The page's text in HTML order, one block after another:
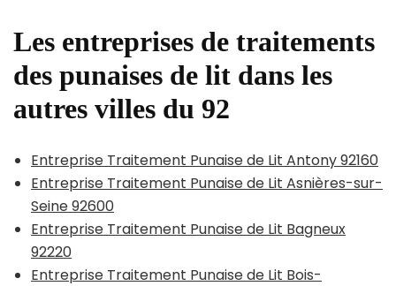
Les entreprises de traitements
des punaises de lit dans les
autres villes du 92
Entreprise Traitement Punaise de Lit Antony 92160
Entreprise Traitement Punaise de Lit Asnières-sur-
Seine 92600
Entreprise Traitement Punaise de Lit Bagneux
92220
Entreprise Traitement Punaise de Lit Bois-